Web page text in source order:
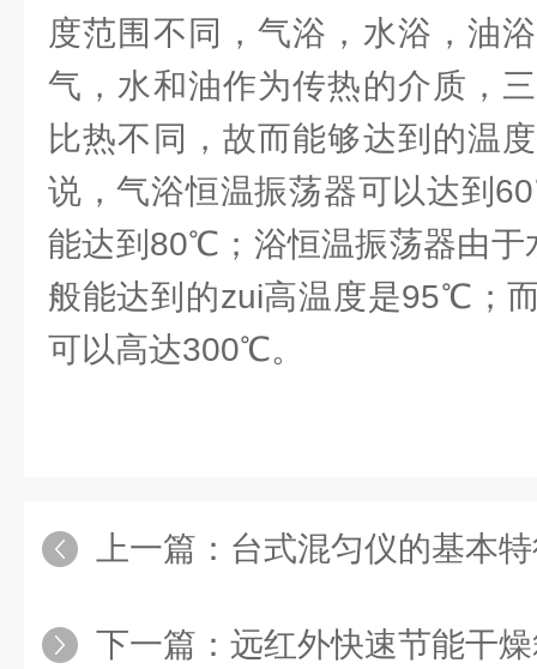
度范围不同，气浴，水浴，油
气，水和油作为传热的介质，
比热不同，故而能够达到的温
说，气浴恒温振荡器可以达到
能达到80℃；浴恒温振荡器由
般能达到的zui高温度是95℃；
可以高达300℃。
上一篇： 台式混匀仪的基本
下一篇： 远红外快速节能干